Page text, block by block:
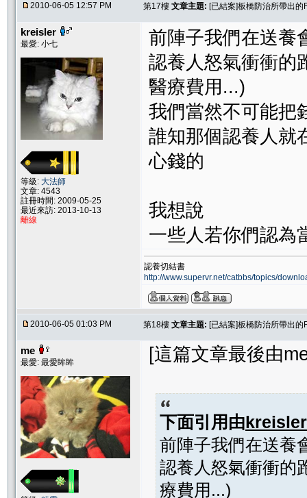
2010-06-05 12:57 PM 第17樓 文章主題: [已結案]板橋防治所帶出
kreisler
最愛: 小七
等級: 大法師
文章: 4543
註冊時間: 2009-05-25
最近來訪: 2013-10-13
離線
前陣子我們在送養
認養人怒氣衝衝的
醫療費用...)
我們當然不可能把
誰知那個認養人就
心錢的
我想說
一些人若你們認為
認養切結書
http://www.supervr.net/catbbs/topics/
2010-06-05 01:03 PM 第18樓 文章主題: [已結案]板橋防治所帶出
me
最愛: 最愛眸眸 [這篇文章最後由
下面引用由kreisler
前陣子我們在送養
認養人怒氣衝衝的
療費用...)